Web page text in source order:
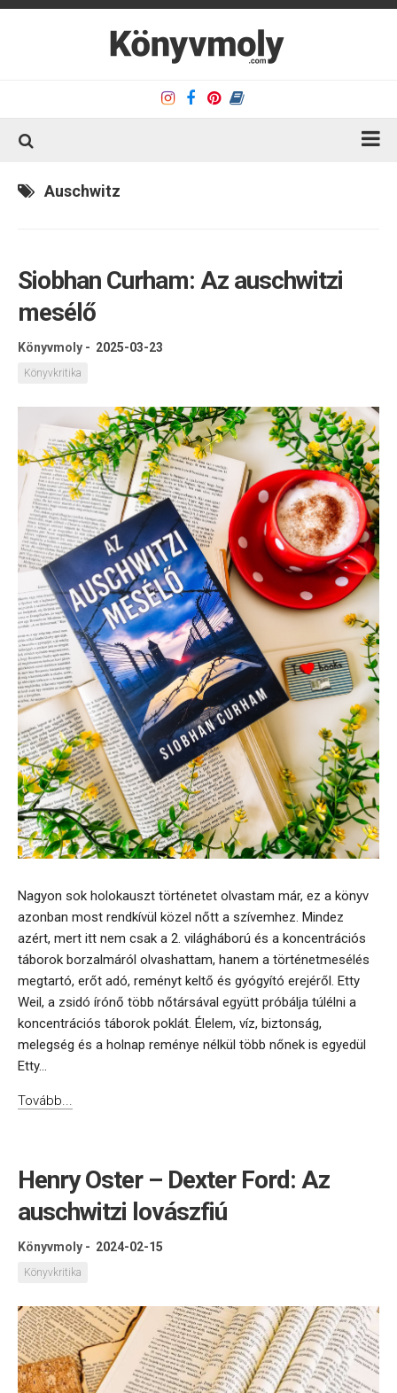
Kapcsolat
Olvasó sarok
Könyveim
Rólam
Auschwitz
Siobhan Curham: Az auschwitzi
mesélő
Könyvmoly - 2025-03-23
Könyvkritika
Nagyon sok holokauszt történetet olvastam már, ez a könyv
azonban most rendkívül közel nőtt a szívemhez. Mindez
azért, mert itt nem csak a 2. világháború és a koncentrációs
táborok borzalmáról olvashattam, hanem a történetmesélés
megtartó, erőt adó, reményt keltő és gyógyító erejéről. Etty
Weil, a zsidó írónő több nőtársával együtt próbálja túlélni a
koncentrációs táborok poklát. Élelem, víz, biztonság,
melegség és a holnap reménye nélkül több nőnek is egyedül
Etty...
Tovább...
Henry Oster – Dexter Ford: Az
auschwitzi lovászfiú
Könyvmoly - 2024-02-15
Könyvkritika